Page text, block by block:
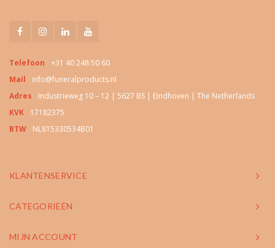
Telefoon
+31 40 248 50 60
Mail
info@funeralproducts.nl
Adres
Industrieweg 10 – 12 | 5627 BS | Eindhoven | The Netherlands
KVK
17182375
BTW
NL815330534B01
KLANTENSERVICE
CATEGORIEËN
MIJN ACCOUNT